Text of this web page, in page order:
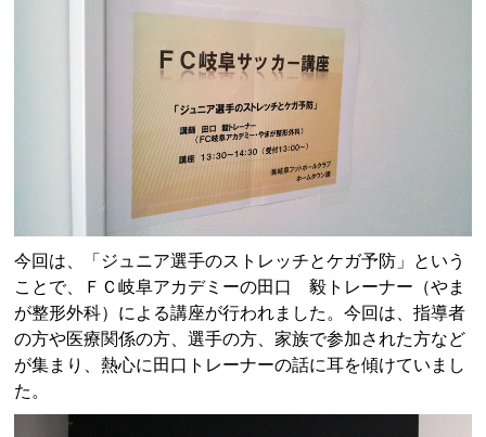
今回は、「ジュニア選手のストレッチとケガ予防」という
ことで、ＦＣ岐阜アカデミーの田口 毅トレーナー（やま
が整形外科）による講座が行われました。今回は、指導者
の方や医療関係の方、選手の方、家族で参加された方など
が集まり、熱心に田口トレーナーの話に耳を傾けていまし
た。